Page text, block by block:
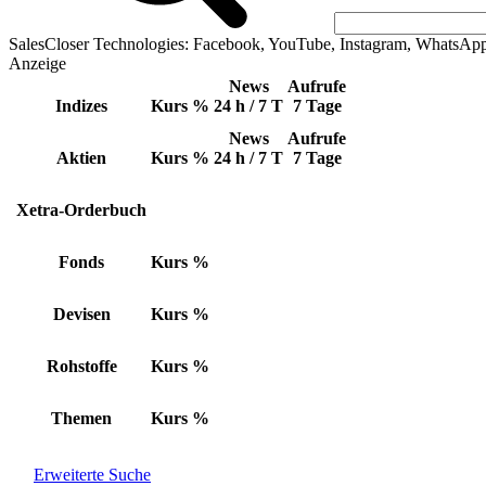
SalesCloser Technologies: Facebook, YouTube, Instagram,
Anzeige
Indizes Kurs %
News
24 h / 7 T
Aufrufe
7 Tage
Aktien Kurs %
News
24 h / 7 T
Aufrufe
7 Tage
Xetra-Orderbuch
Fonds Kurs %
Devisen Kurs %
Rohstoffe Kurs %
Themen Kurs %
Erweiterte Suche